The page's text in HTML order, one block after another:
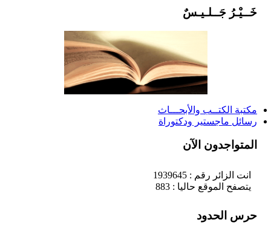
خَــيْـرُ جَــلـيـسٌ
مكتبة الكتــب والأبحـــاث
رسائل ماجستير ودكتوراة
المتواجدون الآن
انت الزائر رقم : 1939645
يتصفح الموقع حاليا : 883
حرس الحدود